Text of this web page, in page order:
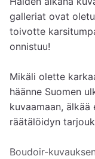
galleriat ovat
toivotte
onnistuu!
Mikäli olette
häänne Suomen
kuvaamaan,
räätälöidyn
Boudoir-